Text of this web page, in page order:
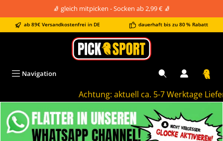
🧦 gleich mitpicken - Socken ab 2,99 € 🧦
ab 89€ Versandkostenfrei in DE dauerhaft bis zu 80 % Rabatt
Achtung: aktuell ca. 5-7 Werktage
Navigation